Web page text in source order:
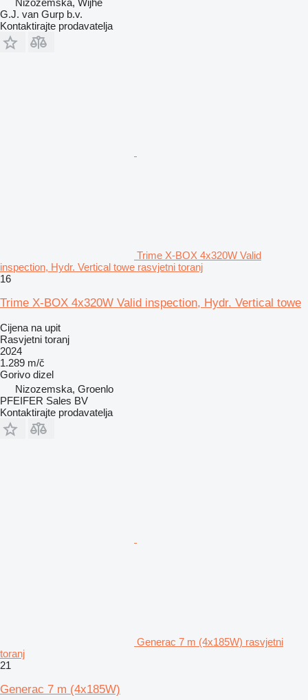
Nizozemska, Wijhe
G.J. van Gurp b.v.
Kontaktirajte prodavatelja
Trime X-BOX 4x320W Valid
inspection, Hydr. Vertical towe rasvjetni toranj
16
Trime X-BOX 4x320W Valid inspection, Hydr. Vertical towe
Cijena na upit
Rasvjetni toranj
2024
1.289 m/č
Gorivo dizel
Nizozemska, Groenlo
PFEIFER Sales BV
Kontaktirajte prodavatelja
Generac 7 m (4x185W) rasvjetni
toranj
21
Generac 7 m (4x185W)